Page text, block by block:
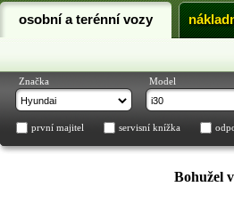
osobní a terénní vozy
Značka Model
první majitel servisní knížka
Bohužel